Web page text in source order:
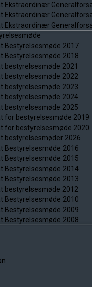
Ekstraordinær
Ekstraordinær
Ekstraordinær
Bestyrelsesmøde 2017
Bestyrelsesmøde 2018
bestyrelsesmøde 2021
bestyrelsesmøde 2022
bestyrelsesmøde 2023
bestyrelsesmøde 2024
bestyrelsesmøde 2025
for bestyrelsesmøde 2019
for bestyrelsesmøde 2020
bestyrelsesmøder 2026
Bestyrelsesmøde 2016
Bestyrelsesmøde 2015
Bestyrelsesmøde 2014
Bestyrelsesmøde 2013
bestyrelsesmøde 2012
Bestyrelsesmøde 2010
Bestyrelsesmøde 2009
Bestyrelsesmøde 2008